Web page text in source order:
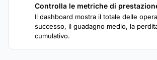
Controlla le metriche di
Il dashboard mostra il totale delle
successo, il guadagno medio, la
cumulativo.